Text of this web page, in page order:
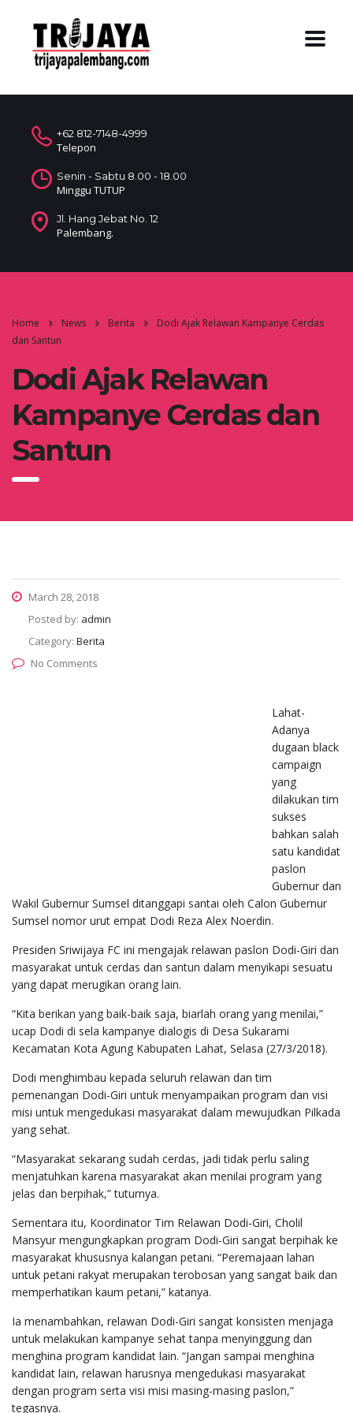
+62 812-7148-4999
Telepon
Senin - Sabtu 8.00 - 18.00
Minggu TUTUP
Jl. Hang Jebat No. 12
Palembang.
Home News Berita
Dodi Ajak Relawan Kampanye Cerdas
dan Santun
Dodi Ajak Relawan
Kampanye Cerdas dan
Santun
March 28, 2018
Posted by: admin
Category: Berita
No Comments
Lahat-
Adanya
dugaan black
campaign
yang
dilakukan tim
sukses
bahkan salah
satu kandidat
paslon
Gubernur dan
Wakil Gubernur Sumsel ditanggapi santai oleh Calon Gubernur
Sumsel nomor urut empat Dodi Reza Alex Noerdin.
Presiden Sriwijaya FC ini mengajak relawan paslon Dodi-Giri dan
masyarakat untuk cerdas dan santun dalam menyikapi sesuatu
yang dapat merugikan orang lain.
“Kita berikan yang baik-baik saja, biarlah orang yang menilai,”
ucap Dodi di sela kampanye dialogis di Desa Sukarami
Kecamatan Kota Agung Kabupaten Lahat, Selasa (27/3/2018).
Dodi menghimbau kepada seluruh relawan dan tim
pemenangan Dodi-Giri untuk menyampaikan program dan visi
misi untuk mengedukasi masyarakat dalam mewujudkan Pilkada
yang sehat.
“Masyarakat sekarang sudah cerdas, jadi tidak perlu saling
menjatuhkan karena masyarakat akan menilai program yang
jelas dan berpihak,” tuturnya.
Sementara itu, Koordinator Tim Relawan Dodi-Giri, Cholil
Mansyur mengungkapkan program Dodi-Giri sangat berpihak ke
masyarakat khususnya kalangan petani. “Peremajaan lahan
untuk petani rakyat merupakan terobosan yang sangat baik dan
memperhatikan kaum petani,” katanya.
Ia menambahkan, relawan Dodi-Giri sangat konsisten menjaga
untuk melakukan kampanye sehat tanpa menyinggung dan
menghina program kandidat lain. “Jangan sampai menghina
kandidat lain, relawan harusnya mengedukasi masyarakat
dengan program serta visi misi masing-masing paslon,”
tegasnya.